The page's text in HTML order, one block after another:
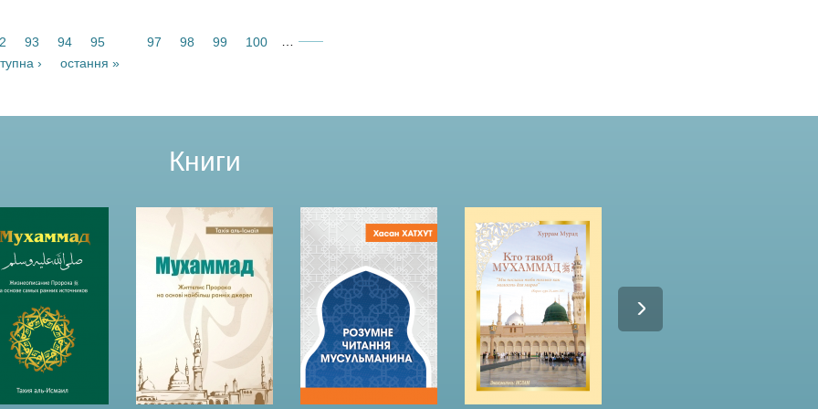
93 94 95 97 98 99 100
›
остання »
Книги